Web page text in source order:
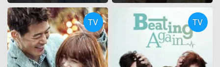
TV TV